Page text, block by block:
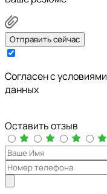
Отправить сейчас
Cогласен с условиями
данных
Оставить отзыв